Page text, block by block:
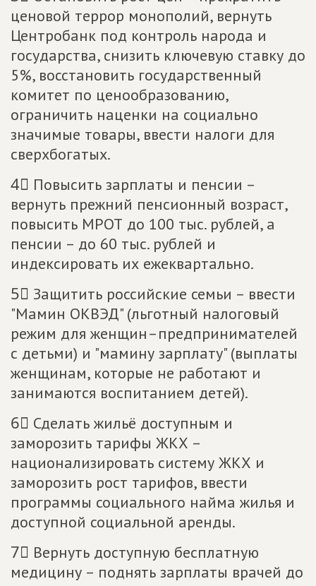
ценовой террор монополий, вернуть
Центробанк под контроль народа и
государства, снизить ключевую ставку до
5%, восстановить государственный
комитет по ценообразованию,
ограничить наценки на социально
значимые товары, ввести налоги для
сверхбогатых.
4⃣ Повысить зарплаты и пенсии –
вернуть прежний пенсионный возраст,
повысить МРОТ до 100 тыс. рублей, а
пенсии – до 60 тыс. рублей и
индексировать их ежеквартально.
5⃣ Защитить российские семьи – ввести
"Мамин ОКВЭД" (льготный налоговый
режим для женщин–предпринимателей
с детьми) и "мамину зарплату" (выплаты
женщинам, которые не работают и
занимаются воспитанием детей).
6⃣ Сделать жильё доступным и
заморозить тарифы ЖКХ –
национализировать систему ЖКХ и
заморозить рост тарифов, ввести
программы социального найма жилья и
доступной социальной аренды.
7⃣ Вернуть доступную бесплатную
медицину – поднять зарплаты врачей до